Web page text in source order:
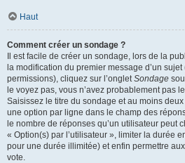
Haut
Comment créer un sondage ?
Il est facile de créer un sondage, lors de la
la modification du premier message d’un
permissions), cliquez sur l’ongletSondage
le voyez pas, vous n’avez probablement pas
Saisissez le titre du sondage et au moins
une option par ligne dans le champ des
le nombre de réponses qu’un utilisateur peut
« Option(s) par l’utilisateur », limiter la durée
pour une durée illimitée) et enfin permettre
vote.